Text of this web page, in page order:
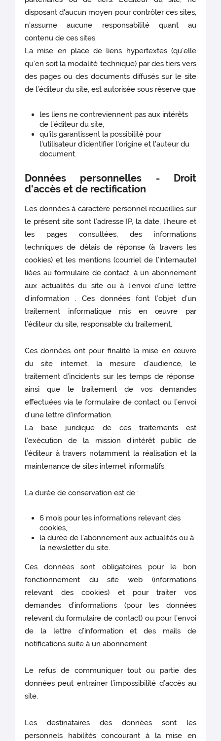
disposant d'aucun moyen pour contrôler ces sites,
n'assume aucune responsabilité quant au
contenu de ces sites.
La mise en place de liens hypertextes (qu’elle
qu’en soit la modalité technique) par des tiers vers
des pages ou des documents diffusés sur le site
de l’éditeur du site, est autorisée sous réserve que
les liens ne contreviennent pas aux intérêts
de l’éditeur du site,
qu'ils garantissent la possibilité pour
l'utilisateur d'identifier l'origine et l'auteur du
document.
Données personnelles - Droit
d'accès et de rectification
Les données à caractère personnel recueillies sur
le présent site sont l’adresse IP, la date, l’heure et
les pages consultées, des informations
techniques de délais de réponse (à travers les
cookies) et les mentions (courriel de l’internaute)
liées au formulaire de contact, à un abonnement
aux actualités du site ou à l’envoi d’une lettre
d’information . Ces données font l’objet d’un
traitement informatique mis en œuvre par
l’éditeur du site, responsable du traitement.
Ces données ont pour finalité la mise en œuvre
du site internet, la mesure d’audience, le
traitement d’incidents sur les temps de réponse
ainsi que le traitement de vos demandes
effectuées via le formulaire de contact ou l’envoi
d’une lettre d’information.
La base juridique de ces traitements est
l’exécution de la mission d’intérêt public de
l’éditeur à travers notamment la réalisation et la
maintenance de sites internet informatifs.
La durée de conservation est de :
6 mois pour les informations relevant des
cookies,
la durée de l'abonnement aux actualités ou à
la newsletter du site.
Ces données sont obligatoires pour le bon
fonctionnement du site web (informations
relevant des cookies)
et pour traiter vos
demandes d’informations (pour les données
relevant du formulaire de contact) ou pour l’envoi
de la lettre d’information et des mails de
notifications suite à un abonnement.
Le refus de communiquer tout ou partie des
données peut entraîner l’impossibilité d’accès au
site.
Les destinataires des données sont les
personnels habilités concourant à la mise en